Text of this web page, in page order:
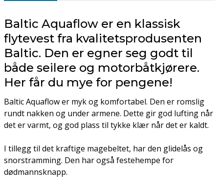
Baltic Aquaflow er en klassisk
flytevest fra kvalitetsprodusenten
Baltic. Den er egner seg godt til
både seilere og motorbåtkjørere.
Her får du mye for pengene!
Baltic Aquaflow er myk og komfortabel. Den er romslig
rundt nakken og under armene. Dette gir god lufting når
det er varmt, og god plass til tykke klær når det er kaldt.
I tillegg til det kraftige magebeltet, har den glidelås og
snorstramming. Den har også festehempe for
dødmannsknapp.